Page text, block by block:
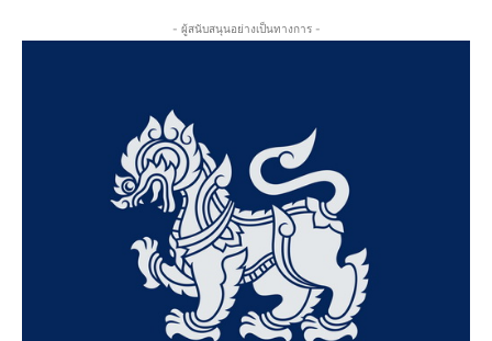
- ผู้สนับสนุนอย่างเป็นทางการ -